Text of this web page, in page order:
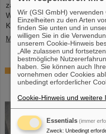
zahlreichen Vertreter*innen aus
Wissenschaft ein
Kernfusion.
Mehr »
Schaufenster in
SCIENCE POP-UP
Wir (GSI GmbH) verwenden
Einzelheiten zu den Arten
finden Sie unten und in
willigen Sie in die
unserem Cookie-Hinweis
„Alle zulassen und
bestmögliche
haben. Sie können auch
vornehmen oder Cookies
unbedingt erforderlicher
Cookie-Hinweis und weitere
Essentials (immer
Zweck: Unbedingt